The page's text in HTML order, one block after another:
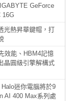
GeForce
16G
光熱昇華鍵帽，打
效能、HBM4記憶
晶圓級引擎解構式
迷你電腦將於9
AI 400 Max系列處